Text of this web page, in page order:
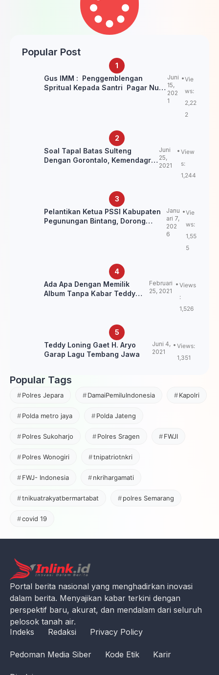
Popular Post
Gus IMM : Penggemblengan
Spritual Kepada Santri Pagar Nusa
Juni
15,
202
1
Vie
ws:
2,22
2
Soal Tapal Batas Sulteng
Dengan Gorontalo, Kemendagri:
Juni
25,
2021
View
s:
1,244
Pelantikan Ketua PSSI Kabupaten
Pegunungan Bintang, Dorong
Janu
ari 7,
202
6
Vie
ws:
1,55
5
Ada Apa Dengan Memilik
Album Tanpa Kabar Teddy
Februari
25, 2021
Views
:
1,526
Teddy Loning Gaet H. Aryo
Garap Lagu Tembang Jawa
Juni 4,
2021
Views:
1,351
Popular Tags
Polres Jepara DamaiPemiluIndonesia Kapolri
Polda metro jaya Polda Jateng
Polres Sukoharjo Polres Sragen FWJI
Polres Wonogiri tnipatriotnkri
FWJ- Indonesia nkrihargamati
tnikuatrakyatbermartabat polres Semarang
covid 19
Portal berita nasional yang menghadirkan inovasi
dalam berita. Menyajikan kabar terkini dengan
perspektif baru, akurat, dan mendalam dari seluruh
pelosok tanah air.
Indeks
Redaksi Privacy Policy
Pedoman Media Siber Kode Etik Karir